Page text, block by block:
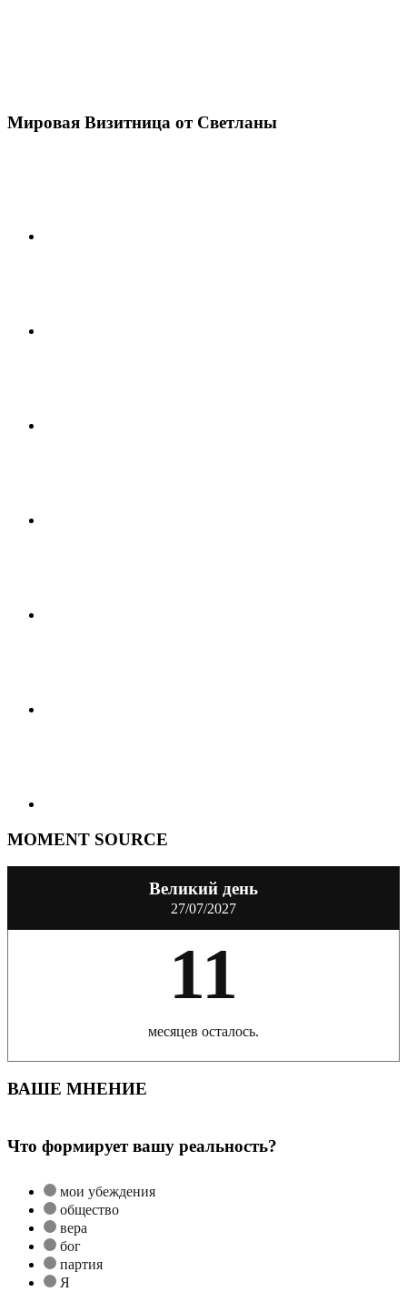
Мировая Визитница от Светланы
MOMENT SOURCE
Великий день
27/07/2027
11
месяцев осталось.
ВАШЕ МНЕНИЕ
Что формирует вашу реальность?
мои убеждения
общество
вера
бог
партия
Я